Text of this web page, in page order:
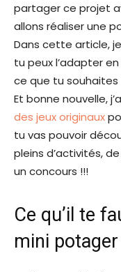
partager ce projet
allons réaliser une
Dans cette article,
tu peux l’adapter
ce que tu souhaites
Et bonne nouvelle,
des jeux originaux
tu vas pouvoir
pleins d’activités,
un concours !!!
Ce qu’il te
mini